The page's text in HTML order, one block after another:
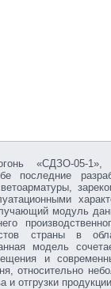
«СДЗО-05-
последние
модуль
страны в
модель
и
относительно
и отгрузки